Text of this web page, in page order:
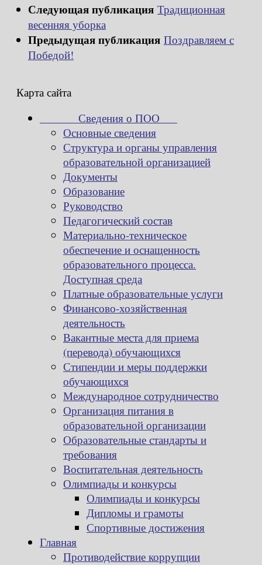
Следующая публикация Традиционная
весенняя уборка
Предыдущая публикация Поздравляем с
Победой!
Карта сайта
Сведения о ПОО
Основные сведения
Структура и органы управления
образовательной организацией
Документы
Образование
Руководство
Педагогический состав
Материально-техническое
обеспечение и оснащенность
образовательного процесса.
Доступная среда
Платные образовательные услуги
Финансово-хозяйственная
деятельность
Вакантные места для приема
(перевода) обучающихся
Стипендии и меры поддержки
обучающихся
Международное сотрудничество
Организация питания в
образовательной организации
Образовательные стандарты и
требования
Воспитательная деятельность
Олимпиады и конкурсы
Олимпиады и конкурсы
Дипломы и грамоты
Спортивные достижения
Главная
Противодействие коррупции